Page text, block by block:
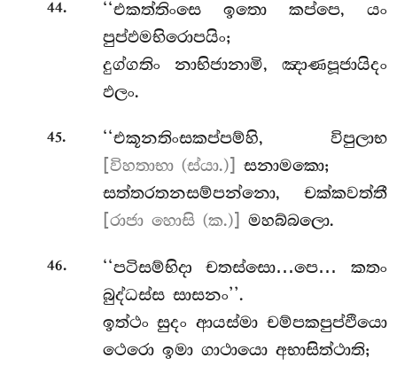
44.
‘‘එකත්තිංසෙ ඉතො කප්පෙ, යං
පුප්ඵමභිරොපයිං;
දුග්ගතිං නාභිජානාමි, ඤාණපූජායිදං
ඵලං.
45.
‘‘එකූනතිංසකප්පම්හි, විපුලාභ
[විහතාභා (ස්යා.)]
සනාමකො;
සත්තරතනසම්පන්නො, චක්කවත්තී
[රාජා හොසි (ක.)]
මහබ්බලො.
46.
‘‘පටිසම්භිදා චතස්සො…පෙ… කතං
බුද්ධස්ස සාසනං’’.
ඉත්ථං සුදං ආයස්මා චම්පකපුප්ඵියො
ථෙරො ඉමා ගාථායො අභාසිත්ථාති;